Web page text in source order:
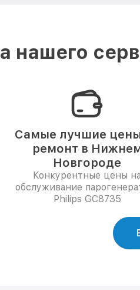
нашего
Самые лучшие
ремонт в
Новгороде
Конкурентные цены на
обслуживание
Philips GC8735